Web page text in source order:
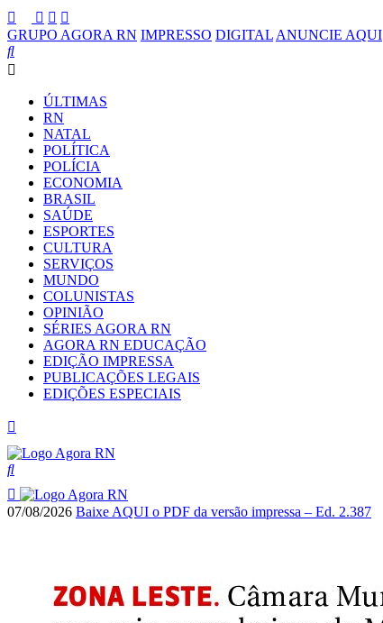
GRUPO AGORA RN IMPRESSO DIGITAL ANUNCIE AQUI
ÚLTIMAS
RN
NATAL
POLÍTICA
POLÍCIA
ECONOMIA
BRASIL
SAÚDE
ESPORTES
CULTURA
SERVIÇOS
MUNDO
COLUNISTAS
OPINIÃO
SÉRIES AGORA RN
AGORA RN EDUCAÇÃO
EDIÇÃO IMPRESSA
PUBLICAÇÕES LEGAIS
EDIÇÕES ESPECIAIS
07/08/2026 Baixe AQUI o PDF da versão impressa – Ed. 2.387